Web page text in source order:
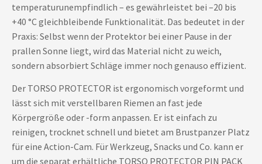
temperaturunempfindlich – es gewährleistet bei –20 bis
+40 °C gleichbleibende Funktionalität. Das bedeutet in der
Praxis: Selbst wenn der Protektor bei einer Pause in der
prallen Sonne liegt, wird das Material nicht zu weich,
sondern absorbiert Schläge immer noch genauso effizient.
Der TORSO PROTECTOR ist ergonomisch vorgeformt und
lässt sich mit verstellbaren Riemen an fast jede
Körpergröße oder -form anpassen. Er ist einfach zu
reinigen, trocknet schnell und bietet am Brustpanzer Platz
für eine Action-Cam. Für Werkzeug, Snacks und Co. kann er
um die separat erhältliche TORSO PROTECTOR PIN PACK